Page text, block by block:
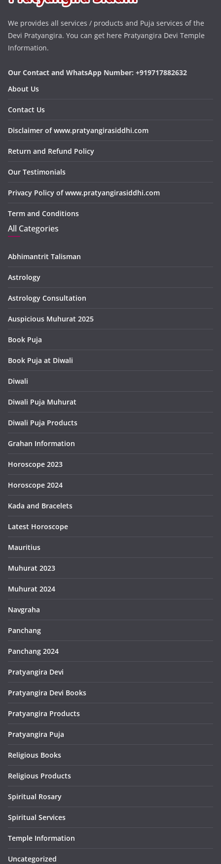
We provides all services / products and Puja services of the
Devi Pratyangira. You can get here Pratyangira Devi Temple
Information.
Our Contact and WhatsApp Number: +919717882632
About Us
Contact Us
Disclaimer of www.pratyangirasiddhi.com
Return and Refund Policy
Our Testimonials
Privacy Policy of www.pratyangirasiddhi.com
Term and Conditions
All Categories
Abhimantrit Talisman
Astrology
Astrology Consultation
Auspicious Muhurat 2025
Book Puja
Book Puja at Diwali
Diwali
Diwali Puja Muhurat
Diwali Puja Products
Grahan Information
Horoscope 2023
Horoscope 2024
Kada and Bracelets
Latest Horoscope
Mauritius
Muhurat 2023
Muhurat 2024
Navgraha
Panchang
Panchang 2024
Pratyangira Devi
Pratyangira Devi Books
Pratyangira Products
Pratyangira Puja
Religious Books
Religious Products
Spiritual Rosary
Spiritual Services
Temple Information
Uncategorized